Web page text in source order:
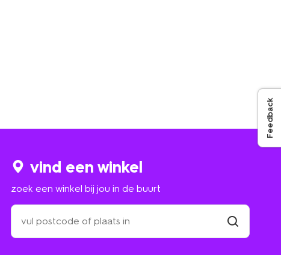
vind een winkel
zoek een winkel bij jou in de buurt
zoek
een
winkel
Feedback